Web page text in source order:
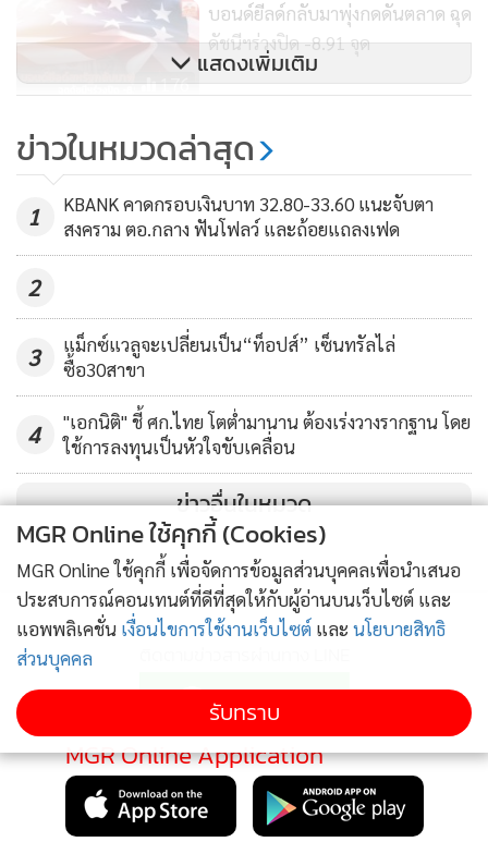
176
บอนด์ยีลด์กลับมาพุ่งกดดันตลาด ฉุด
ดัชนีฯร่วงปิด -8.91 จุด
244
เฟดขึ้นดอกเบี้ย-หุ้นพลังงานกดดัน
ซ้ำ
แสดงเพิ่มเติม
ข่าวในหมวดล่าสุด
1
KBANK คาดกรอบเงินบาท 32.80-33.60 แนะจับตา
สงคราม ตอ.กลาง ฟันโฟลว์ และถ้อยแถลงเฟด
2
3
แม็กซ์แวลูจะเปลี่ยนเป็น“ท็อปส์” เซ็นทรัลไล่
ซื้อ30สาขา
4
"เอกนิติ" ชี้ ศก.ไทย โตต่ำมานาน ต้องเร่งวางรากฐาน โดย
ใช้การลงทุนเป็นหัวใจขับเคลื่อน
ข่าวอื่นในหมวด
MGR Online Application
MGR Online ใช้คุกกี้ (Cookies)
MGR Online ใช้คุกกี้ เพื่อจัดการข้อมูลส่วนบุคคลเพื่อนำเสนอ
ประสบการณ์คอนเทนต์ที่ดีที่สุดให้กับผู้อ่านบนเว็บไซต์ และ
แอพพลิเคชั่น เงื่อนไขการใช้งานเว็บไซต์ และ นโยบายสิทธิ
ส่วนบุคคล
รับทราบ